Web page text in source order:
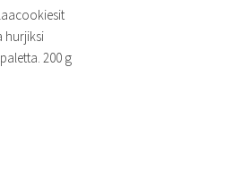
hurjiksi
200 g